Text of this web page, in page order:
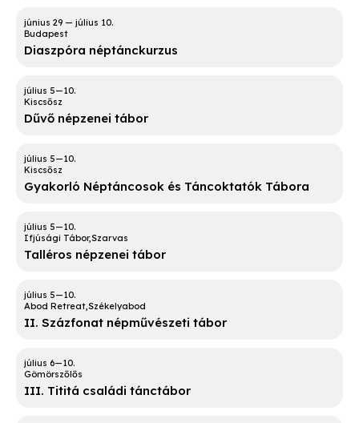
Budapest
Diaszpóra néptánckurzus
Kiscsősz
Dűvő népzenei tábor
Kiscsősz
Gyakorló Néptáncosok és Táncoktatók Tábora
Ifjúsági Tábor Szarvas
Talléros népzenei tábor
Abod Retreat Székelyabod
II. Százfonat népművészeti tábor
Gömörszőlős
III. Tititá családi tánctábor